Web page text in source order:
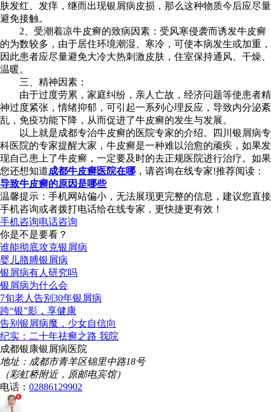
肤发红、发痒，继而出现银屑病皮损，那么这种物质今后应尽量
避免接触。
2、受潮着凉牛皮癣的致病因素：受风寒侵袭而诱发牛皮癣
的为数较多，由于居住环境潮湿、寒冷，可使本病发生或加重，
因此患者应尽量避免大冷大热刺激皮肤，住室保持通风、干燥、
温暖。
三、精神因素：
由于过度劳累，家庭纠纷，亲人亡故，经济问题等使患者精
神过度紧张，情绪抑郁，可引起一系列心理反应，导致内分泌紊
乱，免疫功能下降，从而促进了牛皮癣的发生与发展。
以上就是成都专治牛皮癣的医院专家的介绍。四川银屑病专
科医院的专家提醒大家，牛皮癣是一种难以治愈的顽疾，如果发
现自己患上了牛皮癣，一定要及时的去正规医院进行治疗。如果
您还想知道成都牛皮癣医院在哪 ，请咨询在线专家!推荐阅读：
导致牛皮癣的原因是哪些
温馨提示：手机网站偏小，无法展现更完整的信息，建议您直接
手机咨询或者拨打电话给在线专家，更快捷更有效！
手机咨询电话咨询
你是不是要看？
谁能彻底攻克银屑病
婴儿胳膊银屑病
银屑病有人研究吗
银屑病为什么会
7旬老人告别30年银屑病
跨“银”影，享健康
告别银屑病魔，少女自信向
纪实：二十年祛癣之路 我院
成都银康银屑病医院
地址：成都市青羊区锦里中路18号
（彩虹桥附近，原邮电宾馆）
电话： 02886129902